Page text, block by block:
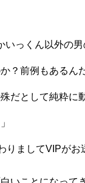
いっくん以外の
？前例もあるん
だとして純粋に
りましてVIPが